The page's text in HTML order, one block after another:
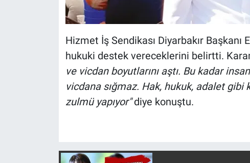
Hizmet İş Sendikası Diyarbakır
hukuki destek vereceklerini belirtti.
ve vicdan boyutlarını aştı. Bu kadar
vicdana sığmaz. Hak, hukuk, adalet
zulmü yapıyor"diye konuştu.